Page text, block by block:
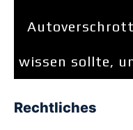
wissen sollte,
Rechtliches